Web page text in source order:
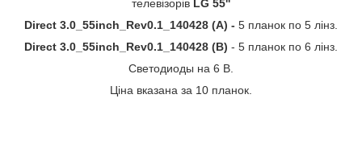
телевізорів LG 55''
Direct 3.0_55inch_Rev0.1_140428 (A) - 5 планок по 5 лінз.
Direct 3.0_55inch_Rev0.1_140428 (B) - 5 планок по 6 лінз.
Светодиоды на 6 В.
Ціна вказана за 10 планок.